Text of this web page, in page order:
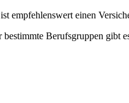
empfehlenswert einen
bestimmte Berufsgruppen gibt